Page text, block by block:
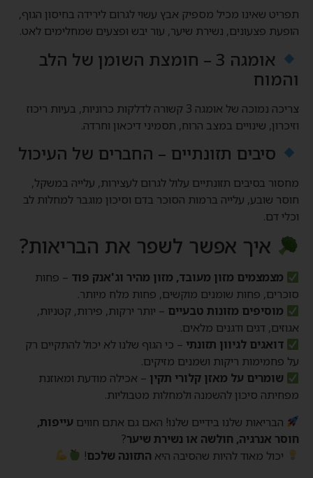
תפריט שאינו מכיל מספיק אבץ עשוי לגרום לירידה בחיסון הגוף,
הופעת פצעונים, נשירת שיער, עור יבש ופצעים שמחלימים לאט.
אומגה 3 – חומצת השומן של הלב
והמוח
צריכה נמוכה של אומגה 3 קשורה לדלקות כרוניות, בעיות ריכוז
וזיכרון, שינויים במצב הרוח, תסמיני דיכאון וחרדה.
סיבים תזונתיים – החברים של העיכול
מחסור בסיבים תזונתיים עלול לגרום לעצירות, עלייה במשקל,
חוסר שובע, עלייה ברמות הסוכר בדם וסיכון מוגבר למחלות לב
וכלי דם.
איך אפשר לשפר את הבריאות?
מצמצמים מזון מעובד, מזון מהיר וג'אנק פוד – פחות
סוכרים, פחות שומנים מוקשים, פחות מלח מיותר.
מוסיפים מזונות טבעיים – יותר ירקות, פירות, קטניות,
אגוזים, דגים ודגנים מלאים.
דואגים לגיוון תזונתי – כי הגוף שלנו לא יכול להתקיים רק
על פחמימות ריקות ושמנים מזיקים.
שומרים על מאזן קלורי תקין – אכילה מודעת ומאוזנת
מפחיתה סיכון להשמנה ולמחלות מטבוליות.
הבריאות שלנו בידיים שלנו! האם גם אתם חווים עייפות,
חוסר אנרגיה, חולשה או נשירת שיער?
יכול מאוד להיות שהסיבה היא התזונה שלכם!